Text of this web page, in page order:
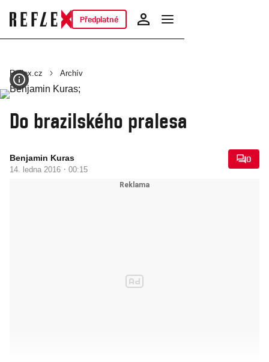
Předplatné
Reflex.cz Archív
Do brazilského pralesa
Benjamin Kuras
14. ledna 2016 · 00:15
0